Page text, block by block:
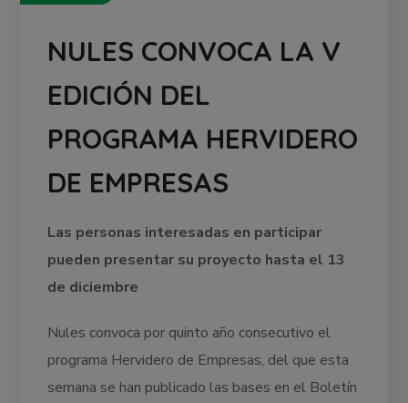
NULES CONVOCA LA V
EDICIÓN DEL
PROGRAMA HERVIDERO
DE EMPRESAS
Las personas interesadas en participar
pueden presentar su proyecto hasta el 13
de diciembre
Nules convoca por quinto año consecutivo el
programa Hervidero de Empresas, del que esta
semana se han publicado las bases en el Boletín